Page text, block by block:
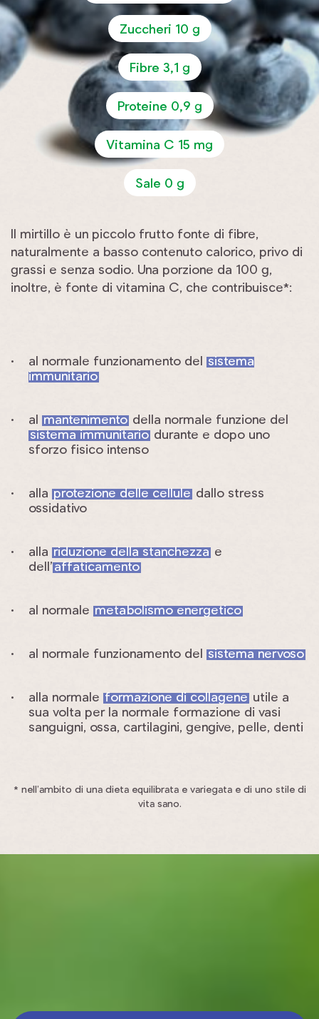
Zuccheri 10 g
Fibre 3,1 g
Proteine 0,9 g
Vitamina C 15 mg
Sale 0 g
Il mirtillo è un piccolo frutto fonte di fibre,
naturalmente a basso contenuto calorico, privo di
grassi e senza sodio. Una porzione da 100 g,
inoltre, è fonte di vitamina C, che contribuisce*:
al normale funzionamento del sistema
immunitario
al mantenimento della normale funzione del
sistema immunitario durante e dopo uno
sforzo fisico intenso
alla protezione delle cellule dallo stress
ossidativo
alla riduzione della stanchezza e
dell’affaticamento
al normale metabolismo energetico
al normale funzionamento del sistema nervoso
alla normale formazione di collagene utile a
sua volta per la normale formazione di vasi
sanguigni, ossa, cartilagini, gengive, pelle, denti
* nell’ambito di una dieta equilibrata e variegata e di uno stile di
vita sano.